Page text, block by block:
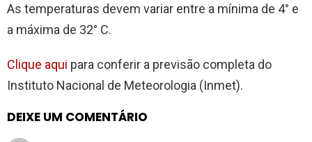
As temperaturas devem variar entre a mínima de 4° e
a máxima de 32° C.
Clique aqui para conferir a previsão completa do
Instituto Nacional de Meteorologia (Inmet).
DEIXE UM COMENTÁRIO